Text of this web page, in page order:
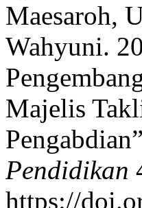
Maesaroh,
Wahyuni.
Majelis
Pendidikan
https://